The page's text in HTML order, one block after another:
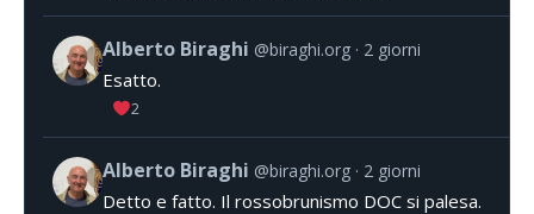
Alberto Biraghi @biraghi.org 2 giorni
Esatto.
2
Alberto Biraghi @biraghi.org 2 giorni
Detto e fatto. Il rossobrunismo DOC si palesa.